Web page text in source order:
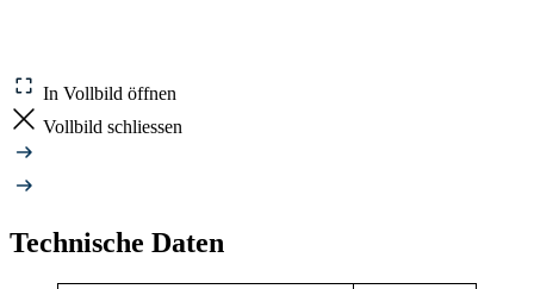
In Vollbild öffnen
Vollbild schliessen
Technische Daten